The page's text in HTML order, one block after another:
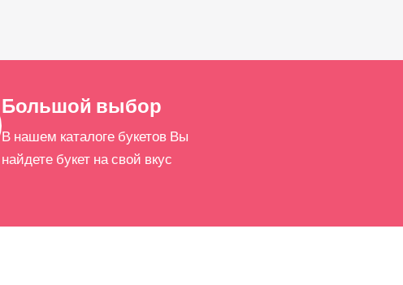
Большой выбор
В нашем каталоге букетов Вы
найдете букет на свой вкус